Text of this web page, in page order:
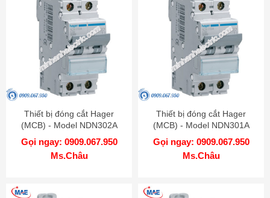
Thiết bị đóng cắt Hager
(MCB) - Model NDN302A
Gọi ngay: 0909.067.950
Ms.Châu
Thiết bị đóng cắt Hager
(MCB) - Model NDN301A
Gọi ngay: 0909.067.950
Ms.Châu